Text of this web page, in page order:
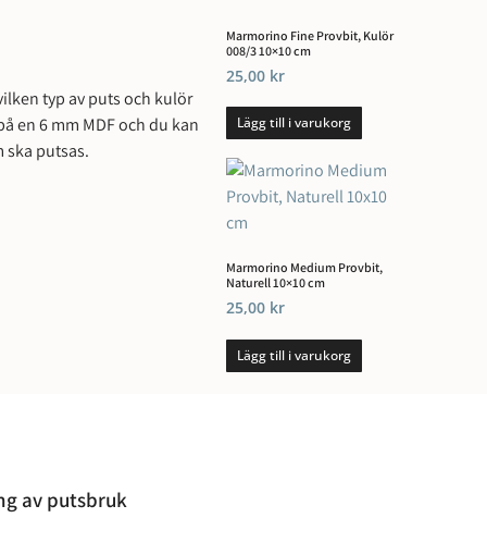
typ av puts och kulör
en 6 mm MDF och du kan
ska putsas.
Marmorino Fine Provbit, Kulör
008/3 10×10 cm
25,00 kr
Lägg till i varukorg
Marmorino Medium Provbit,
Naturell 10×10 cm
25,00 kr
Lägg till i varukorg
av putsbruk